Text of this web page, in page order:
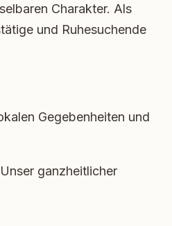
Charakter. Als
und Ruhesuchende
Gegebenheiten und
ganzheitlicher